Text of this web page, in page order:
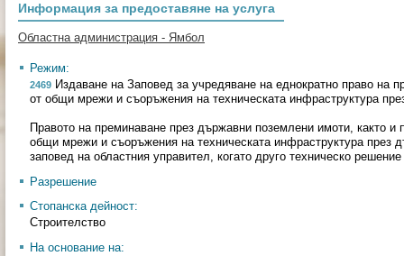
Информация за предоставяне на услуга
Областна администрация - Ямбол
Режим:
2469 Издаване на Заповед за учредяване на еднократно право на
от общи мрежи и съоръжения на техническата инфраструктура
Правото на преминаване през държавни поземлени имоти, както и
общи мрежи и съоръжения на техническата инфраструктура през
заповед на областния управител, когато друго техническо
Разрешение
Стопанска дейност:
Строителство
На основание на: